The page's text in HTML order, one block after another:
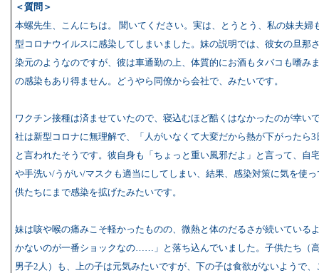
＜質問＞
本螺先生、こんにちは。 聞いてください。実は、とうとう、私の妹夫婦
型コロナウイルスに感染してしまいました。妹の説明では、彼女の旦那
染元のようなのですが、彼は車通勤の上、体質的にお酒もタバコも嗜み
の感染もあり得ません。どうやら同僚から会社で、みたいです。
ワクチン接種は済ませていたので、寝込むほど酷くはなかったのが幸い
社は新型コロナに無理解で、「人がいなくて大変だから熱が下がったら
と言われたそうです。彼自身も「ちょっと重い風邪だよ」と言って、自
や手洗い/うがい/マスクも適当にしてしまい、結果、感染対策に気を使
供たちにまで感染を拡げたみたいです。
妹は咳や喉の痛みこそ軽かったものの、微熱と体のだるさが続いている
かないのが一番ショックなの……」と落ち込んでいました。子供たち（
男子2人）も、上の子は元気みたいですが、下の子は食欲がないようで